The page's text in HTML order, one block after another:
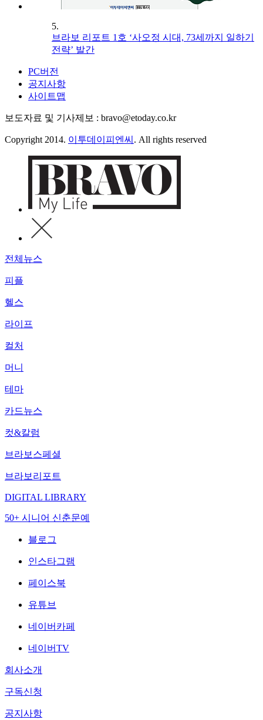
5.
브라보 리포트 1호 ‘사오정 시대, 73세까지 일하기
전략’ 발간
PC버전
공지사항
사이트맵
보도자료 및 기사제보 : bravo@etoday.co.kr
Copyright 2014. 이투데이피엔씨 . All rights reserved
전체뉴스
피플
헬스
라이프
컬처
머니
테마
카드뉴스
컷&칼럼
브라보스페셜
브라보리포트
DIGITAL LIBRARY
50+ 시니어 신춘문예
블로그
인스타그램
페이스북
유튜브
네이버카페
네이버TV
회사소개
구독신청
공지사항